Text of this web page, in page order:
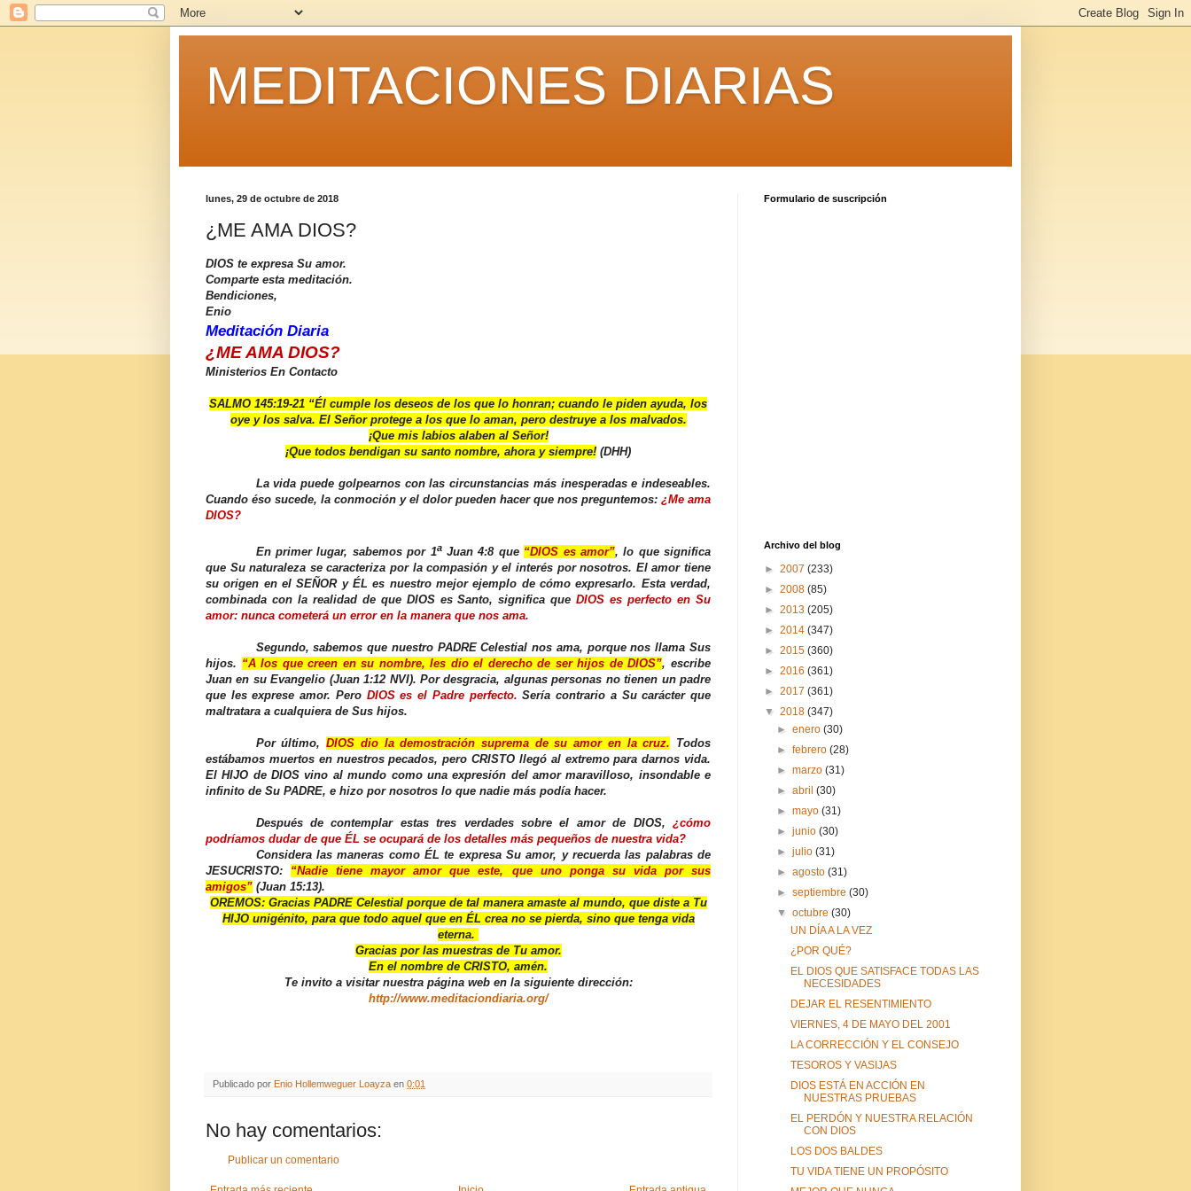
MEDITACIONES DIARIAS
lunes, 29 de octubre de 2018
¿ME AMA DIOS?
DIOS te expresa Su amor.
Comparte esta meditación.
Bendiciones,
Enio
Meditación Diaria
¿ME AMA DIOS?
Ministerios En Contacto
SALMO 145:19-21 “Él cumple los deseos de los que lo honran; cuando le piden ayuda, los
oye y los salva. El Señor protege a los que lo aman, pero destruye a los malvados.
¡Que mis labios alaben al Señor!
¡Que todos bendigan su santo nombre, ahora y siempre! (DHH)
La vida puede golpearnos con las circunstancias más inesperadas e indeseables.
Cuando éso sucede, la conmoción y el dolor pueden hacer que nos preguntemos: ¿Me ama
DIOS?
En primer lugar, sabemos por 1aJuan 4:8 que “DIOS es amor”, lo que significa
que Su naturaleza se caracteriza por la compasión y el interés por nosotros. El amor tiene
su origen en el SEÑOR y ÉL es nuestro mejor ejemplo de cómo expresarlo. Esta verdad,
combinada con la realidad de que DIOS es Santo, significa queDIOS es perfecto en Su
amor: nunca cometerá un error en la manera que nos ama.
Segundo, sabemos que nuestro PADRE Celestial nos ama, porque nos llama Sus
hijos. “A los que creen en su nombre, les dio el derecho de ser hijos de DIOS”, escribe
Juan en su Evangelio (Juan 1:12 NVI). Por desgracia, algunas personas no tienen un padre
que les exprese amor. Pero DIOS es el Padre perfecto. Sería contrario a Su carácter que
maltratara a cualquiera de Sus hijos.
Por último,DIOS dio la demostración suprema de su amor en la cruz. Todos
estábamos muertos en nuestros pecados, pero CRISTO llegó al extremo para darnos vida.
El HIJO de DIOS vino al mundo como una expresión del amor maravilloso, insondable e
infinito de Su PADRE, e hizo por nosotros lo que nadie más podía hacer.
Después de contemplar estas tres verdades sobre el amor de DIOS, ¿cómo
podríamos dudar de que ÉL se ocupará de los detalles más pequeños de nuestra vida?
Considera las maneras como ÉL te expresa Su amor, y recuerda las palabras de
JESUCRISTO: “Nadie tiene mayor amor que este, que uno ponga su vida por sus
amigos” (Juan 15:13).
OREMOS: Gracias PADRE Celestial porque de tal manera amaste al mundo, que diste a Tu
HIJO unigénito, para que todo aquel que en ÉL crea no se pierda, sino que tenga vida
eterna.
Gracias por las muestras de Tu amor.
En el nombre de CRISTO, amén.
Te invito a visitar nuestra página web en la siguiente dirección:
http://www.meditaciondiaria.org/
Publicado por Enio Hollemweguer Loayza en 0:01
No hay comentarios:
Publicar un comentario
Formulario de suscripción
Archivo del blog
► 2007 (233)
► 2008 (85)
► 2013 (205)
► 2014 (347)
► 2015 (360)
► 2016 (361)
► 2017 (361)
▼ 2018 (347)
►enero(30)
►febrero(28)
►marzo(31)
►abril(30)
►mayo(31)
►junio(30)
►julio(31)
►agosto(31)
►septiembre(30)
▼octubre(30)
UN DÍA A LA VEZ
¿POR QUÉ?
EL DIOS QUE SATISFACE TODAS LAS
NECESIDADES
DEJAR EL RESENTIMIENTO
VIERNES, 4 DE MAYO DEL 2001
LA CORRECCIÓN Y EL CONSEJO
TESOROS Y VASIJAS
DIOS ESTÁ EN ACCIÓN EN
NUESTRAS PRUEBAS
EL PERDÓN Y NUESTRA RELACIÓN
CON DIOS
LOS DOS BALDES
TU VIDA TIENE UN PROPÓSITO